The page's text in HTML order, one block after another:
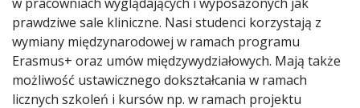
prawdziwe sale kliniczne. Nasi studenci korzystają z
wymiany międzynarodowej w ramach programu
Erasmus+ oraz umów międzywydziałowych. Mają także
możliwość ustawicznego dokształcania w ramach
licznych szkoleń i kursów np. w ramach projektu